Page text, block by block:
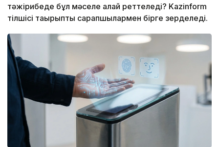
тәжірибеде бұл мәселе қалай реттеледі? Kazinform
тілшісі тақырыпты сарапшылармен бірге зерделеді.